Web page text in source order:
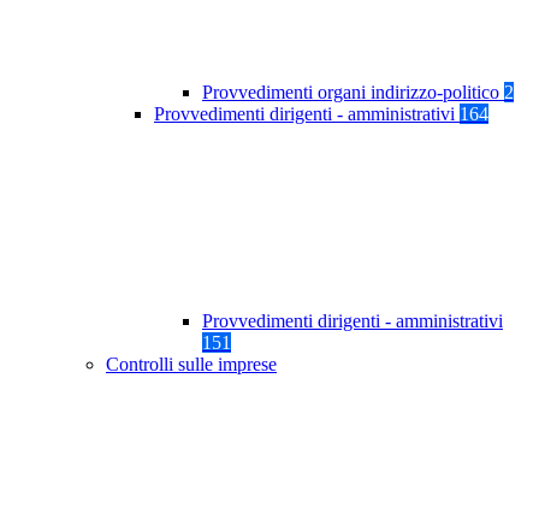
Provvedimenti organi indirizzo-politico 2
Provvedimenti dirigenti - amministrativi 164
Provvedimenti dirigenti - amministrativi
151
Controlli sulle imprese